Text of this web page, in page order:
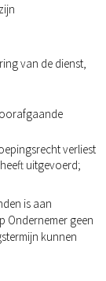
van de dienst,
verliest
uitgevoerd;
is aan
Ondernemer geen
kunnen